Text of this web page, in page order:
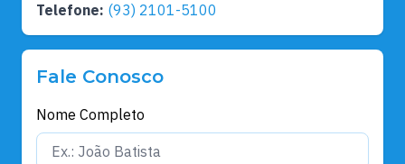
Telefone: (93) 2101-5100
Fale Conosco
Nome Completo